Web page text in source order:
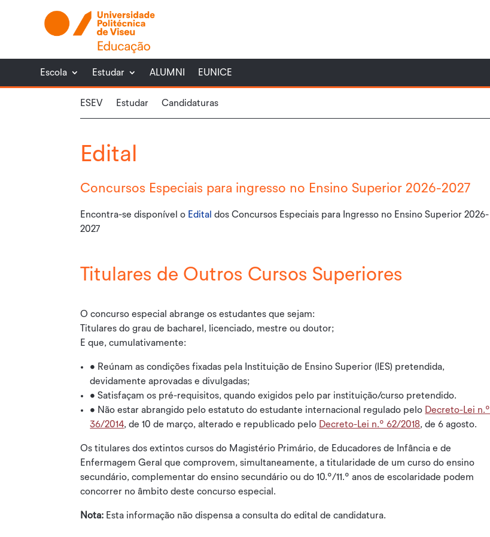
Escola Estudar ALUMNI EUNICE
ESEV Estudar Candidaturas
Edital
Concursos Especiais para ingresso no Ensino Superior 2026-2027
Encontra-se disponível o Edital dos Concursos Especiais para Ingresso no Ensino Superior 2026-
2027
Titulares de Outros Cursos Superiores
O concurso especial abrange os estudantes que sejam:
Titulares do grau de bacharel, licenciado, mestre ou doutor;
E que, cumulativamente:
• Reúnam as condições fixadas pela Instituição de Ensino Superior (IES) pretendida,
devidamente aprovadas e divulgadas;
• Satisfaçam os pré-requisitos, quando exigidos pelo par instituição/curso pretendido.
• Não estar abrangido pelo estatuto do estudante internacional regulado pelo Decreto-Lei n.º
36/2014, de 10 de março, alterado e republicado pelo Decreto-Lei n.º 62/2018, de 6 agosto.
Os titulares dos extintos cursos do Magistério Primário, de Educadores de Infância e de
Enfermagem Geral que comprovem, simultaneamente, a titularidade de um curso do ensino
secundário, complementar do ensino secundário ou do 10.º/11.º anos de escolaridade podem
concorrer no âmbito deste concurso especial.
Nota: Esta informação não dispensa a consulta do edital de candidatura.